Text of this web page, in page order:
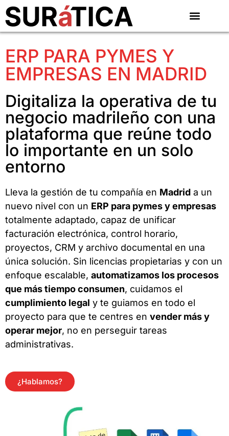
ERP PARA PYMES Y
EMPRESAS EN MADRID
Digitaliza la operativa de tu
negocio madrileño con una
plataforma que reúne todo
lo importante en un solo
entorno
Lleva la gestión de tu compañía en Madrid a un
nuevo nivel con un ERP para pymes y empresas
totalmente adaptado, capaz de unificar
facturación electrónica, control horario,
proyectos, CRM y archivo documental en una
única solución. Sin licencias propietarias y con un
enfoque escalable, automatizamos los procesos
que más tiempo consumen, cuidamos el
cumplimiento legal y te guiamos en todo el
proyecto para que te centres en vender más y
operar mejor, no en perseguir tareas
administrativas.
¿Hablamos?